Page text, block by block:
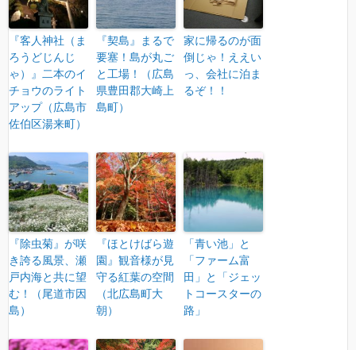
『客人神社（ま
ろうどじんじ
ゃ）』二本のイ
チョウのライト
アップ（広島市
佐伯区湯来町）
『契島』まるで
要塞！島が丸ご
と工場！（広島
県豊田郡大崎上
島町）
家に帰るのが面
倒じゃ！ええい
っ、会社に泊ま
るぞ！！
『除虫菊』が咲
き誇る風景、瀬
戸内海と共に望
む！（尾道市因
島）
『ほとけばら遊
園』観音様が見
守る紅葉の空間
（北広島町大
朝）
「青い池」と
「ファーム富
田」と「ジェッ
トコースターの
路」